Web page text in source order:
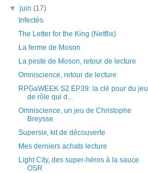
▼juin(17)
Infectés
The Letter for the King (Netflix)
La ferme de Moson
La peste de Moson, retour de lecture
Omniscience, retour de lecture
RPGaWEEK S2 EP39: la clé pour du jeu
de rôle qui d...
Omniscience, un jeu de Christophe
Breysse
Supersix, kit de découverte
Mes derniers achats lecture
Light City, des super-héros à la sauce
OSR